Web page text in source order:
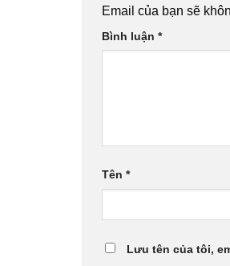
Email của bạn sẽ
Bình luận *
Tên *
Lưu tên của tôi,